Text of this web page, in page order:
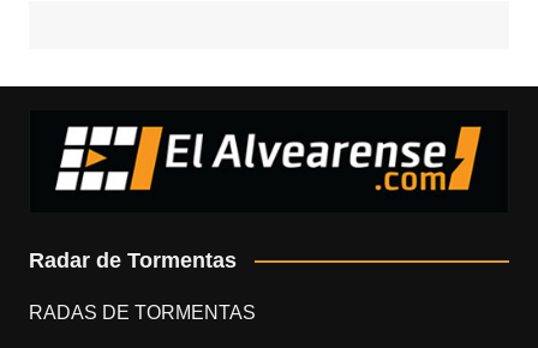
Radar de Tormentas
RADAS DE TORMENTAS